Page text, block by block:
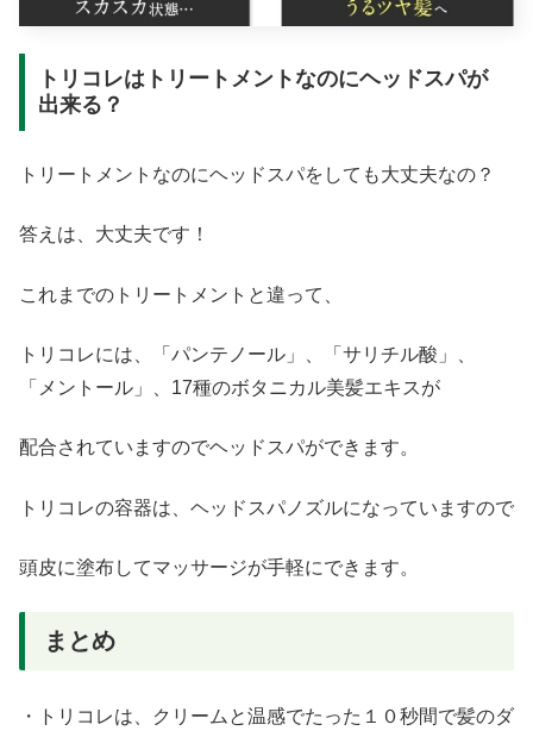
トリコレはトリートメントなのにヘッドスパが
出来る？
トリートメントなのにヘッドスパをしても大丈夫なの？
答えは、大丈夫です！
これまでのトリートメントと違って、
トリコレには、「パンテノール」、「サリチル酸」、
「メントール」、17種のボタニカル美髪エキスが
配合されていますのでヘッドスパができます。
トリコレの容器は、ヘッドスパノズルになっていますので
頭皮に塗布してマッサージが手軽にできます。
まとめ
・トリコレは、クリームと温感でたった１０秒間で髪のダ